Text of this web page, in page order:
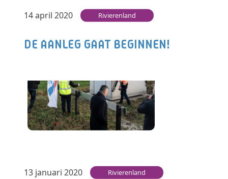
14 april 2020 Rivierenland
DE AANLEG GAAT BEGINNEN!
nodige voorbereidingen getroffen voor de
uitrol van het glasvezelnetwerk in regio
Rivierenland. Zo…
Lees verder
13 januari 2020 Rivierenland